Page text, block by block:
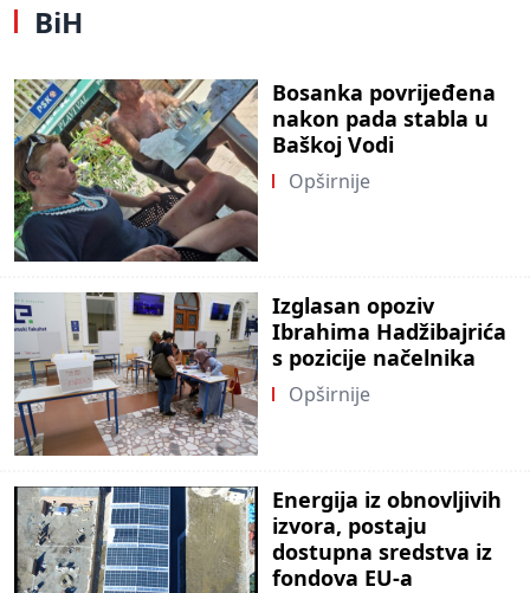
BiH
Bosanka povrijeđena
nakon pada stabla u
Baškoj Vodi
Opširnije
Izglasan opoziv
Ibrahima Hadžibajrića
s pozicije načelnika
Opširnije
Energija iz obnovljivih
izvora, postaju
dostupna sredstva iz
fondova EU-a